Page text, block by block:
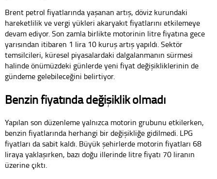
Brent petrol fiyatlarında yaşanan artış, döviz kurundaki
hareketlilik ve vergi yükleri akaryakıt fiyatlarını etkilemeye
devam ediyor. Son zamla birlikte motorinin litre fiyatına gece
yarısından itibaren 1 lira 10 kuruş artış yapıldı. Sektör
temsilcileri, küresel piyasalardaki dalgalanmanın sürmesi
halinde önümüzdeki günlerde yeni fiyat değişikliklerinin de
gündeme gelebileceğini belirtiyor.
Benzin fiyatında değişiklik olmadı
Yapılan son düzenleme yalnızca motorin grubunu etkilerken,
benzin fiyatlarında herhangi bir değişikliğe gidilmedi. LPG
fiyatları da sabit kaldı. Büyük şehirlerde motorin fiyatları 68
liraya yaklaşırken, bazı doğu illerinde litre fiyatı 70 liranın
üzerine çıktı.